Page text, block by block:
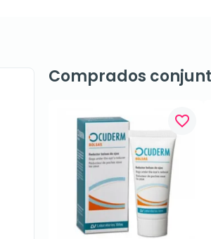
Comprados
favorite_border